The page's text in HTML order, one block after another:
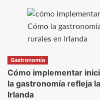
Gastronomía
Cómo implementar
la gastronomía refleja
Irlanda